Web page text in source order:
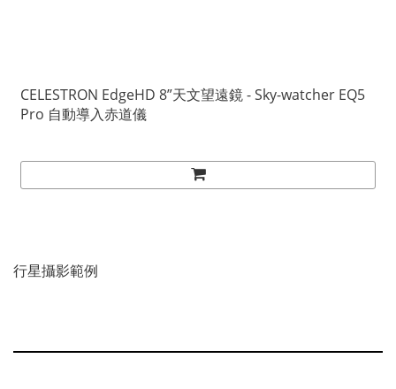
CELESTRON EdgeHD 8”天文望遠鏡 - Sky-watcher EQ5
Pro 自動導入赤道儀
行星攝影範例